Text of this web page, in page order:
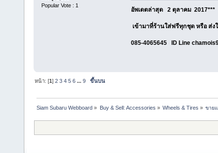
Popular Vote : 1
อัพเดตล่าสุด 2 ตุลาคม
เข้ามาที่ร้านใส่ฟรีทุกชุด หรือ ส่
085-4065645 ID Line
หน้า: [1]2 3 4 5 6 ...9 ขึ้นบน
Siam Subaru Webboard » Buy & Sell: Accessories » Wheels & Tires » ขาย